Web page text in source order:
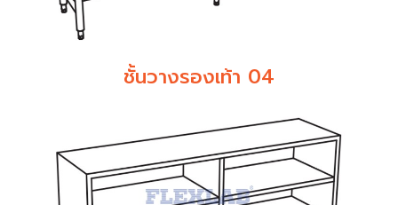
ชั้นวางรองเท้า 04